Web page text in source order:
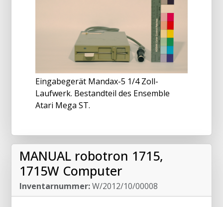
Eingabegerät Mandax-5 1/4 Zoll-
Laufwerk. Bestandteil des Ensemble
Atari Mega ST.
MANUAL robotron 1715,
1715W Computer
Inventarnummer:W/2012/10/00008